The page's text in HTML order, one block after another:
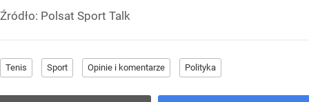
Źródło: Polsat Sport Talk
Tenis Sport Opinie i komentarze Polityka